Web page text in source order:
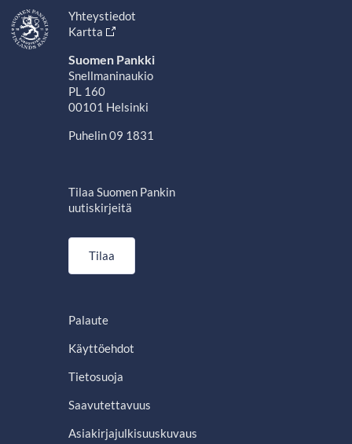
Yhteystiedot
Kartta
Suomen Pankki
Snellmaninaukio
PL 160
00101 Helsinki
Puhelin 09 1831
Tilaa Suomen Pankin
uutiskirjeitä
Tilaa
Palaute
Käyttöehdot
Tietosuoja
Saavutettavuus
Asiakirjajulkisuuskuvaus